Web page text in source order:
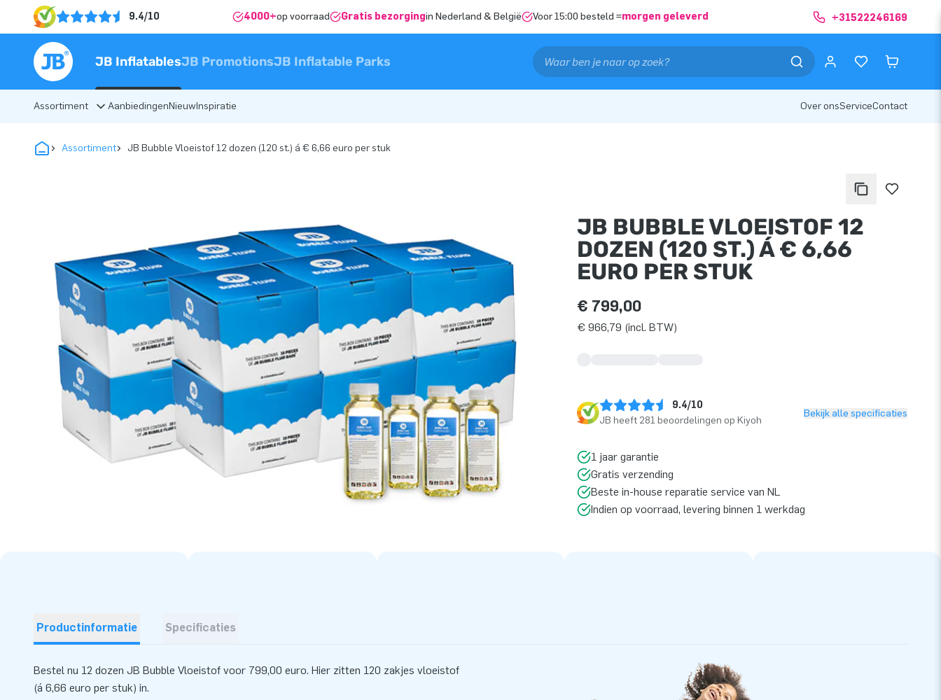
9.4/10 4000+op voorraad Gratis bezorgingin Nederland & België Voor 15:00 besteld =morgen geleverd +31522246169
JB InflatablesJB PromotionsJB Inflatable Parks
Assortiment AanbiedingenNieuwInspiratie Over onsServiceContact
Assortiment JB Bubble Vloeistof 12 dozen (120 st.) á € 6,66 euro per stuk
JB BUBBLE VLOEISTOF 12
DOZEN (120 ST.) Á € 6,66
EURO PER STUK
€ 799,00
€ 966,79 (incl. BTW)
9.4/10
JB heeft 281 beoordelingen op Kiyoh
Bekijk alle specificaties
1 jaar garantie
Gratis verzending
Beste in-house reparatie service van NL
Indien op voorraad, levering binnen 1 werkdag
Productinformatie Specificaties
Bestel nu 12 dozen JB Bubble Vloeistof voor 799,00 euro. Hier zitten 120 zakjes vloeistof
(á 6,66 euro per stuk) in.